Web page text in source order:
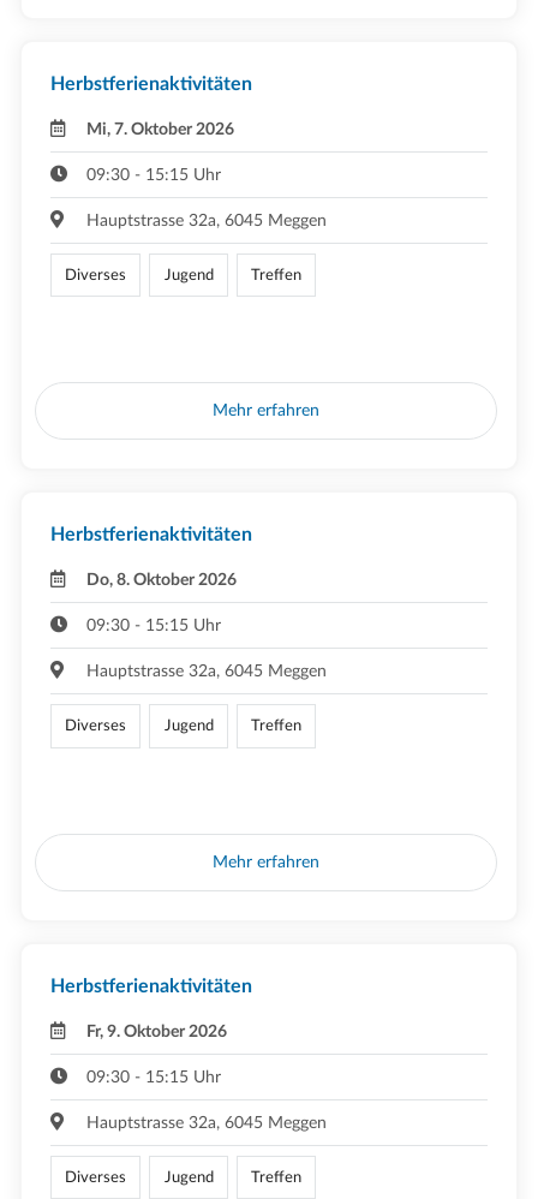
Herbstferienaktivitäten
Mi, 7. Oktober 2026
09:30 - 15:15 Uhr
Hauptstrasse 32a, 6045 Meggen
Diverses Jugend Treffen
Mehr erfahren
Herbstferienaktivitäten
Do, 8. Oktober 2026
09:30 - 15:15 Uhr
Hauptstrasse 32a, 6045 Meggen
Diverses Jugend Treffen
Mehr erfahren
Herbstferienaktivitäten
Fr, 9. Oktober 2026
09:30 - 15:15 Uhr
Hauptstrasse 32a, 6045 Meggen
Diverses Jugend Treffen